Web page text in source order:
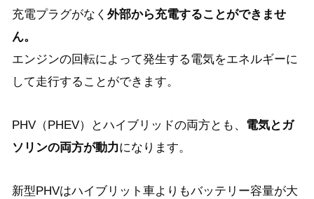
充電プラグがなく 外部から充電することができませ
ん。
エンジンの回転によって発生する電気をエネルギーに
して走行することができます。
PHV（PHEV）とハイブリッドの両方とも、 電気とガ
ソリンの両方が動力になります。
新型PHVはハイブリット車よりもバッテリー容量が大